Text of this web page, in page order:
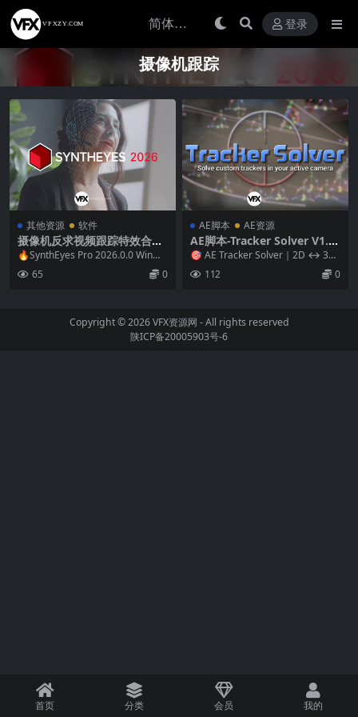
登录
摄像机跟踪
其他资源 软件
摄像机反求视频跟踪特效合成
软件 SynthEyes Pro 2026.0.
0 Win破解版
🔥SynthEyes Pro 2026.0.0 Win摄
65 0
AE脚本 AE资源
AE脚本-Tracker Solver V1.0.
0 根据2D图层关键帧创建3D空
🎯 AE Tracker Solver｜2D ↔ 3D
112 0
Copyright © 2026VFX资源网 - All rights reserved
陕ICP备20005903号-6
首页 分类 会员 我的